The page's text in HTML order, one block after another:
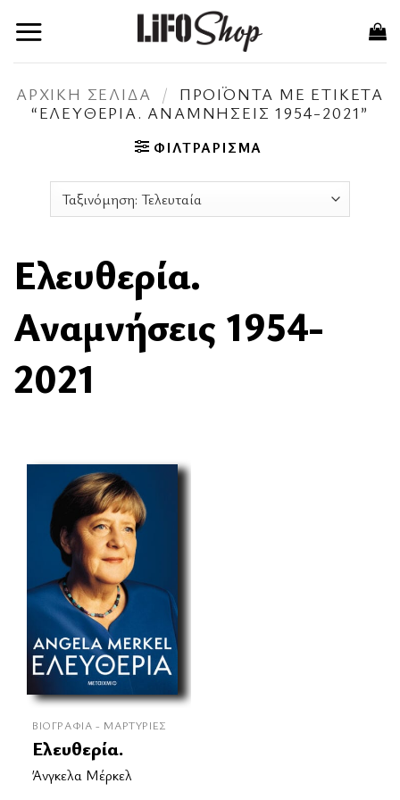
στο
ΑΡΧΙΚΉ ΣΕΛΊΔΑ /
ΠΡΟΪΌΝΤΑ ΜΕ ΕΤΙΚΈΤΑ
“ΕΛΕΥΘΕΡΊΑ. ΑΝΑΜΝΉΣΕΙΣ 1954-2021”
ΦΙΛΤΡΆΡΙΣΜΑ
Ελευθερία.
Αναμνήσεις 1954-
2021
ΒΙΟΓΡΑΦΊΑ - ΜΑΡΤΥΡΊΕΣ
Ελευθερία.
Άνγκελα Μέρκελ